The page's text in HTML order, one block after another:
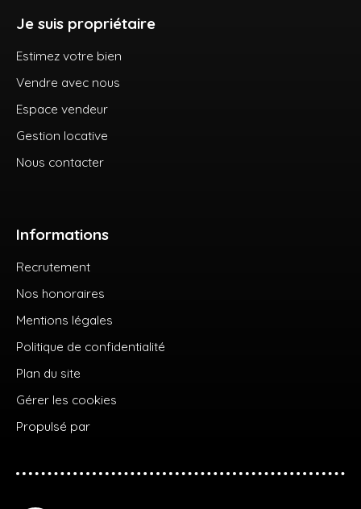
Je suis propriétaire
Estimez votre bien
Vendre avec nous
Espace vendeur
Gestion locative
Nous contacter
Informations
Recrutement
Nos honoraires
Mentions légales
Politique de confidentialité
Plan du site
Gérer les cookies
Propulsé par